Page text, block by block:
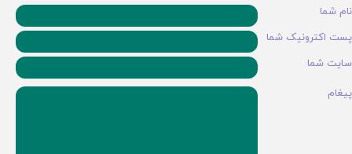
نام شما
پست اکترونیک شما
سایت شما
پیغام